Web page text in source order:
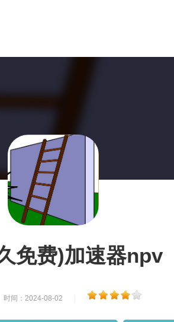
免费)加速器npv
时间：2024-08-02